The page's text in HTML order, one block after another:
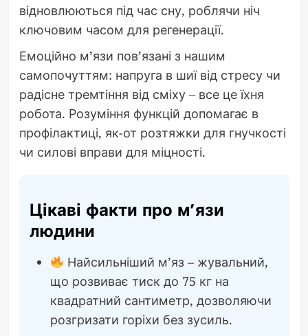
відновлюються під час сну, роблячи ніч
ключовим часом для регенерації.
Емоційно м’язи пов’язані з нашим
самопочуттям: напруга в шиї від стресу чи
радісне тремтіння від сміху – все це їхня
робота. Розуміння функцій допомагає в
профілактиці, як-от розтяжки для гнучкості
чи силові вправи для міцності.
Цікаві факти про м’язи
людини
Найсильніший м’яз – жувальний,
що розвиває тиск до 75 кг на
квадратний сантиметр, дозволяючи
розгризати горіхи без зусиль.